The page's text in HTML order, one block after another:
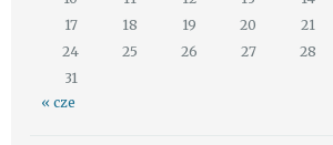
17
18 19 20 21
24
25 26 27 28
31
« cze